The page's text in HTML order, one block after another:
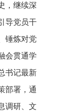
，继续深
导党员干
锤炼对党
会贯通学
书记最新
部署，通
调研、文